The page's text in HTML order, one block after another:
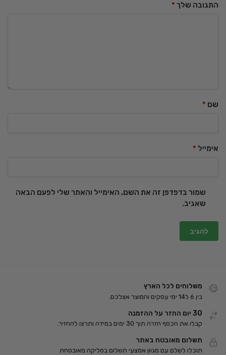
התגובה שלך *
שם *
אימייל *
שמור בדפדפן זה את השם, האימייל והאתר שלי לפעם הבאה
שאגיב.
משלוחים לכל הארץ
בין 6 ל14 ימי עסקים והמוצר אצלכם.
30 יום החזר על ההזמנה
קבלו את הכסף חזרה תוך 30 ימים במידה ותרצו להחזיר.
תשלום מאובטח באתר
תוכלו לשלם עם מגוון אמצעי תשלום בסליקה מאובטחת